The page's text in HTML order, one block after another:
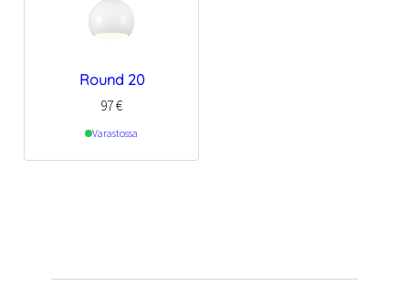
Round 20
97€
Varastossa